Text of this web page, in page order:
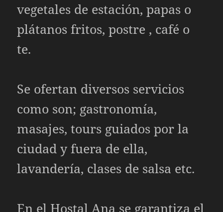
vegetales de estación, papas o
plátanos fritos, postre , café o
te.
Se ofertan diversos servicios
como son; gastronomía,
masajes, tours guiados por la
ciudad y fuera de ella,
lavandería, clases de salsa etc.
En el Hostal Ana se garantiza el